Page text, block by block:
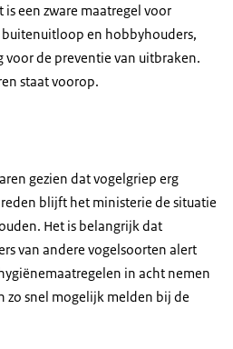
een zware maatregel voor
en hobbyhouders,
voor de preventie van uitbraken.
staat voorop.
gezien dat vogelgriep erg
blijft het ministerie de situatie
Het is belangrijk dat
van andere vogelsoorten alert
in acht nemen
zo snel mogelijk melden bij de